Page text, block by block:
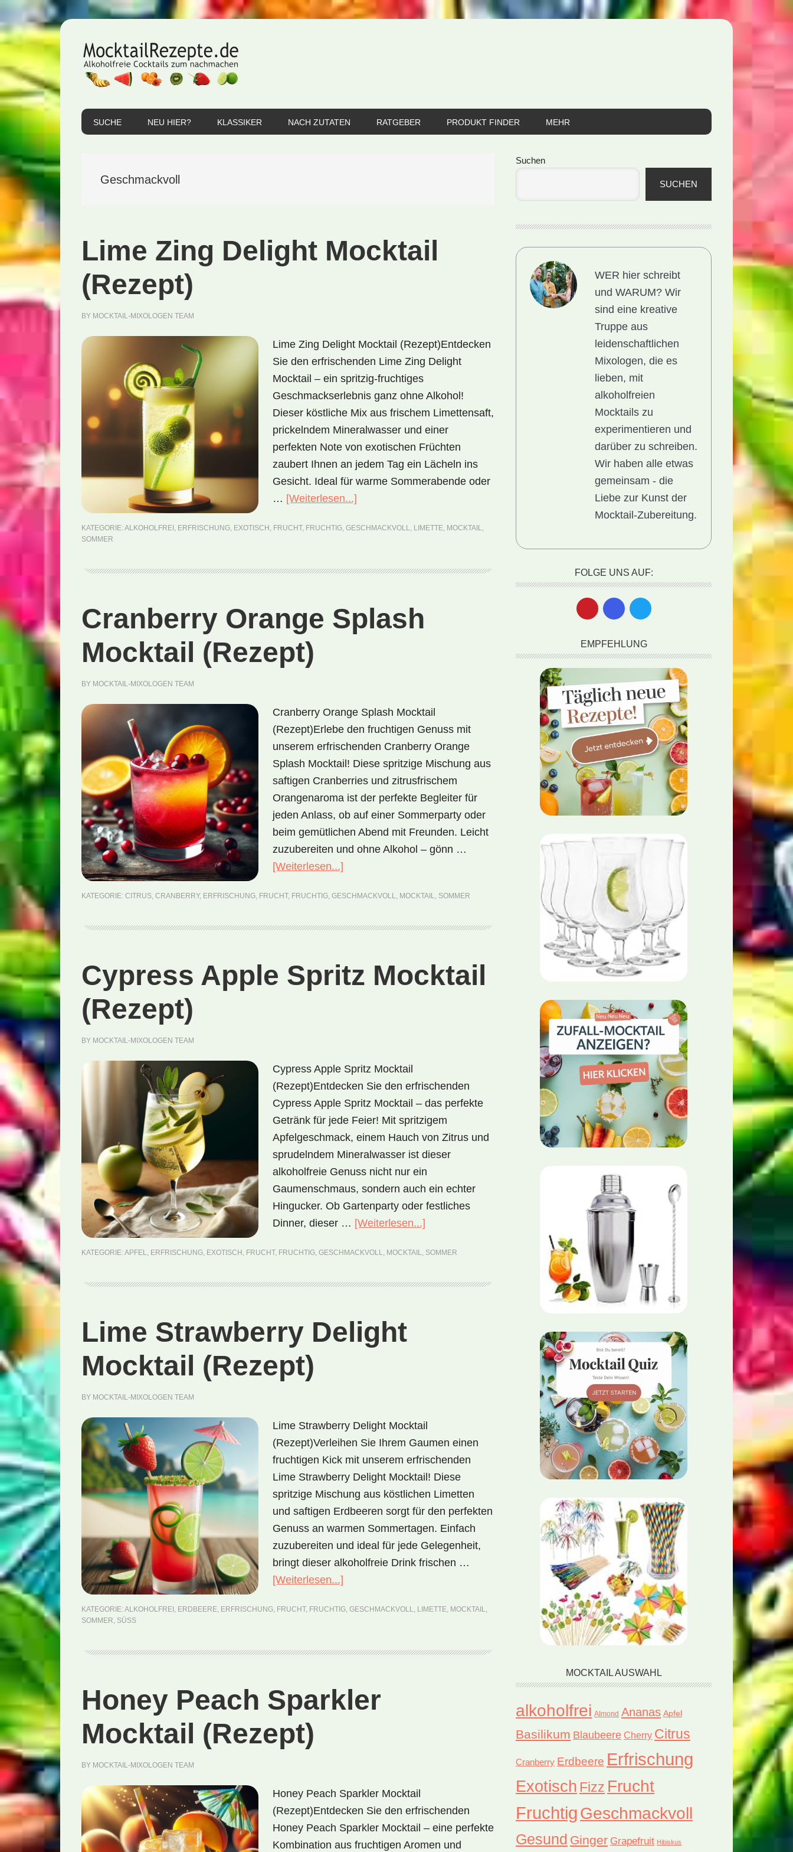
Hauptnavigation
springen
Inhalt
springen
Seitenspalte
springen
SUCHE NEU HIER? KLASSIKER NACH ZUTATEN RATGEBER PRODUKT FINDER MEHR
Geschmackvoll
Lime Zing Delight Mocktail
(Rezept)
BY MOCKTAIL-MIXOLOGEN TEAM
Lime Zing Delight Mocktail (Rezept)Entdecken
Sie den erfrischenden Lime Zing Delight
Mocktail – ein spritzig-fruchtiges
Geschmackserlebnis ganz ohne Alkohol!
Dieser köstliche Mix aus frischem Limettensaft,
prickelndem Mineralwasser und einer
perfekten Note von exotischen Früchten
zaubert Ihnen an jedem Tag ein Lächeln ins
Gesicht. Ideal für warme Sommerabende oder
… [Weiterlesen...]
Delight
(Rezept)
KATEGORIE: ALKOHOLFREI , ERFRISCHUNG, EXOTISCH , FRUCHT, FRUCHTIG, GESCHMACKVOLL, LIMETTE, MOCKTAIL,
SOMMER
Cranberry Orange Splash
Mocktail (Rezept)
BY MOCKTAIL-MIXOLOGEN TEAM
Cranberry Orange Splash Mocktail
(Rezept)Erlebe den fruchtigen Genuss mit
unserem erfrischenden Cranberry Orange
Splash Mocktail! Diese spritzige Mischung aus
saftigen Cranberries und zitrusfrischem
Orangenaroma ist der perfekte Begleiter für
jeden Anlass, ob auf einer Sommerparty oder
beim gemütlichen Abend mit Freunden. Leicht
zuzubereiten und ohne Alkohol – gönn …
[Weiterlesen...]
Splash
KATEGORIE: CITRUS, CRANBERRY, ERFRISCHUNG, FRUCHT, FRUCHTIG, GESCHMACKVOLL, MOCKTAIL, SOMMER
Cypress Apple Spritz Mocktail
(Rezept)
BY MOCKTAIL-MIXOLOGEN TEAM
Cypress Apple Spritz Mocktail
(Rezept)Entdecken Sie den erfrischenden
Cypress Apple Spritz Mocktail – das perfekte
Getränk für jede Feier! Mit spritzigem
Apfelgeschmack, einem Hauch von Zitrus und
sprudelndem Mineralwasser ist dieser
alkoholfreie Genuss nicht nur ein
Gaumenschmaus, sondern auch ein echter
Hingucker. Ob Gartenparty oder festliches
Dinner, dieser … [Weiterlesen...]
Spritz
KATEGORIE: APFEL, ERFRISCHUNG, EXOTISCH , FRUCHT, FRUCHTIG, GESCHMACKVOLL, MOCKTAIL, SOMMER
Lime Strawberry Delight
Mocktail (Rezept)
BY MOCKTAIL-MIXOLOGEN TEAM
Lime Strawberry Delight Mocktail
(Rezept)Verleihen Sie Ihrem Gaumen einen
fruchtigen Kick mit unserem erfrischenden
Lime Strawberry Delight Mocktail! Diese
spritzige Mischung aus köstlichen Limetten
und saftigen Erdbeeren sorgt für den perfekten
Genuss an warmen Sommertagen. Einfach
zuzubereiten und ideal für jede Gelegenheit,
bringt dieser alkoholfreie Drink frischen …
[Weiterlesen...]
Delight
(Rezept)
KATEGORIE: ALKOHOLFREI , ERDBEERE, ERFRISCHUNG, FRUCHT, FRUCHTIG, GESCHMACKVOLL, LIMETTE, MOCKTAIL,
SOMMER, SÜSS
Honey Peach Sparkler
Mocktail (Rezept)
BY MOCKTAIL-MIXOLOGEN TEAM
Honey Peach Sparkler Mocktail
(Rezept)Entdecken Sie den erfrischenden
Honey Peach Sparkler Mocktail – eine perfekte
Kombination aus fruchtigen Aromen und
Seitenspalte
Suchen
SUCHEN
WER hier schreibt
und WARUM?Wir
sind eine kreative
Truppe aus
leidenschaftlichen
Mixologen, die es
lieben, mit
alkoholfreien
Mocktails zu
experimentieren und
darüber zu schreiben.
Wir haben alle etwas
gemeinsam - die
Liebe zur Kunst der
Mocktail-Zubereitung.
FOLGE UNS AUF:
EMPFEHLUNG
MOCKTAIL AUSWAHL
alkoholfrei Almond Ananas Apfel
Basilikum Blaubeere Cherry Citrus
Cranberry Erdbeere Erfrischung
Exotisch Fizz Frucht
FruchtigGeschmackvoll
Gesund Ginger Grapefruit Hibiskus